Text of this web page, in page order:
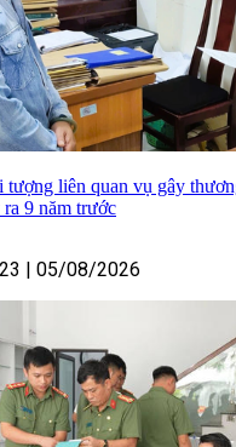
tượng liên quan vụ gây
9 năm trước
05/08/2026